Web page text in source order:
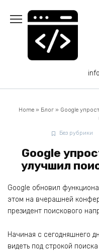
содержанию
Home » Блог » Google
Без рубрики
Google
улучшил
Google обновил
этом на вчерашней
президент поискового
Начиная с сегодняшнего
видеть под строкой